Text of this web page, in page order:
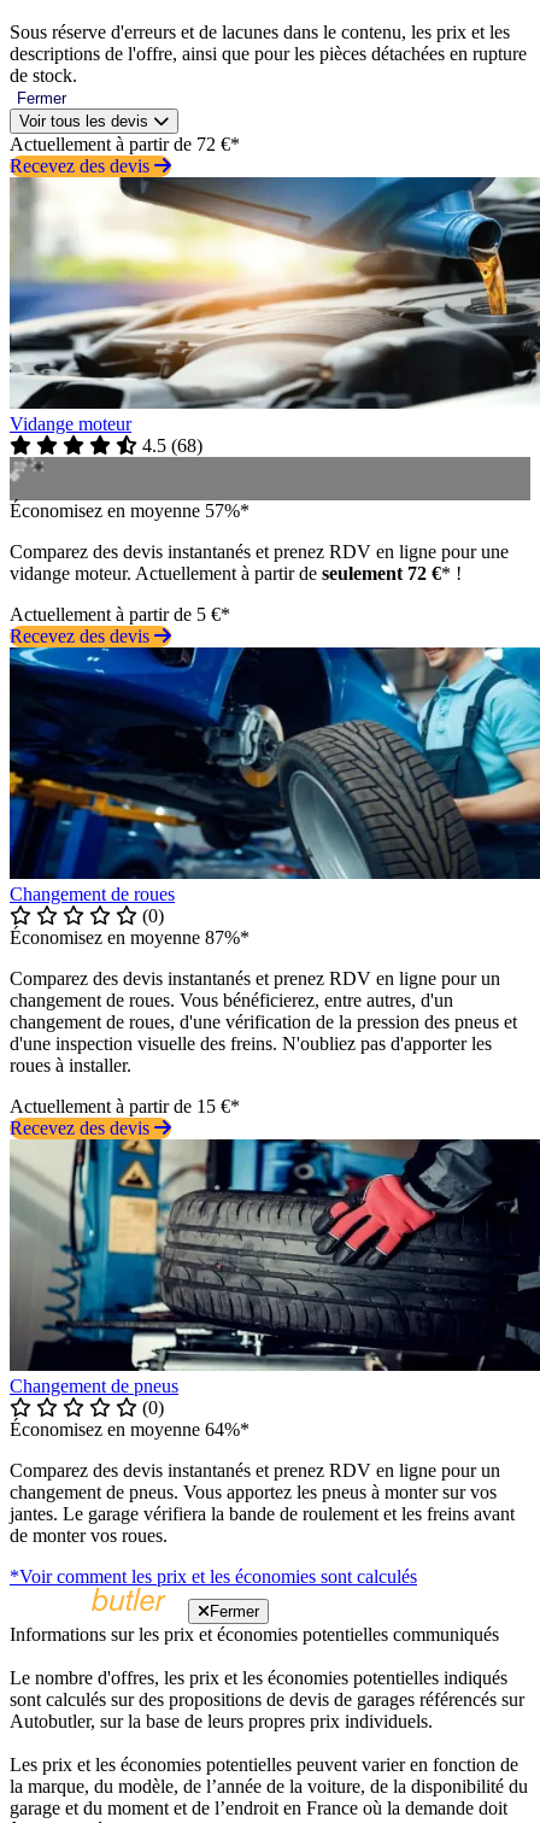
Sous réserve d'erreurs et de lacunes dans le contenu, les prix et les
descriptions de l'offre, ainsi que pour les pièces détachées en rupture
de stock.
Fermer
Voir tous les devis
Actuellement à partir de 72 €*
Recevez des devis
Vidange moteur
4.5 (68)
Économisez en moyenne 57%*
Comparez des devis instantanés et prenez RDV en ligne pour une
vidange moteur. Actuellement à partir de seulement 72 €* !
Actuellement à partir de 5 €*
Recevez des devis
Changement de roues
(0)
Économisez en moyenne 87%*
Comparez des devis instantanés et prenez RDV en ligne pour un
changement de roues. Vous bénéficierez, entre autres, d'un
changement de roues, d'une vérification de la pression des pneus et
d'une inspection visuelle des freins. N'oubliez pas d'apporter les
roues à installer.
Actuellement à partir de 15 €*
Recevez des devis
Changement de pneus
(0)
Économisez en moyenne 64%*
Comparez des devis instantanés et prenez RDV en ligne pour un
changement de pneus. Vous apportez les pneus à monter sur vos
jantes. Le garage vérifiera la bande de roulement et les freins avant
de monter vos roues.
*Voir comment les prix et les économies sont calculés
Fermer
Informations sur les prix et économies potentielles communiqués
Le nombre d'offres, les prix et les économies potentielles indiqués
sont calculés sur des propositions de devis de garages référencés sur
Autobutler, sur la base de leurs propres prix individuels.
Les prix et les économies potentielles peuvent varier en fonction de
la marque, du modèle, de l’année de la voiture, de la disponibilité du
garage et du moment et de l’endroit en France où la demande doit